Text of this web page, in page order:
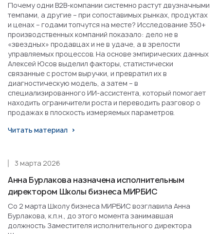
Почему одни B2B-компании системно растут двузначными
темпами, а другие – при сопоставимых рынках, продуктах
и ценах – годами топчутся на месте? Исследование 350+
производственных компаний показало: дело не в
«звездных» продавцах и не в удаче, а в зрелости
управляемых процессов. На основе эмпирических данных
Алексей Юсов выделил факторы, статистически
связанные с ростом выручки, и превратил их в
диагностическую модель, а затем – в
специализированного ИИ-ассистента, который помогает
находить ограничители роста и переводить разговор о
продажах в плоскость измеряемых параметров.
Читать материал
Анна Бурлакова назначена исполнительным
директором Школы бизнеса МИРБИС
3 марта 2026
Со 2 марта Школу бизнеса МИРБИС возглавила Анна
Бурлакова, к.п.н., до этого момента занимавшая
должность Заместителя исполнительного директора